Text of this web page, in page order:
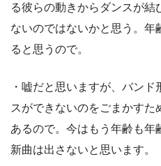
る彼らの動きからダンスが
ないのではないかと思う。年
ると思うので。
・嘘だと思いますが、バン
スができないのをごまかす
あるので。今はもう年齢も年
新曲は出さないと思います。